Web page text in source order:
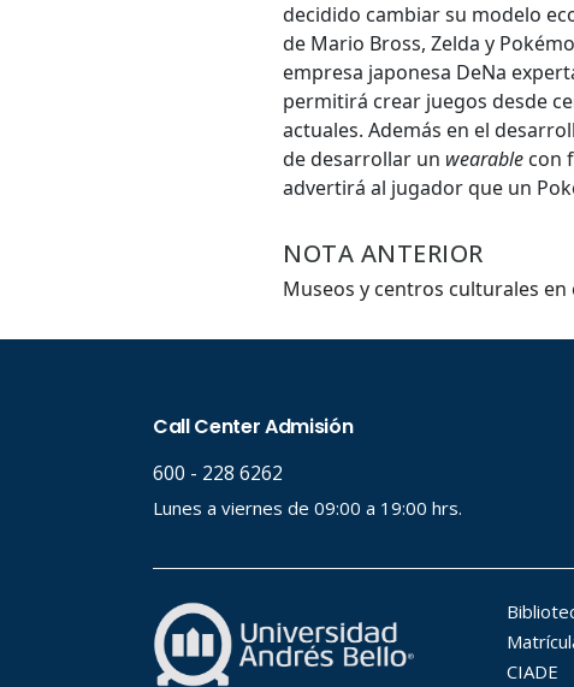
decidido cambiar su modelo
de Mario Bross, Zelda y
empresa japonesa DeNa
permitirá crear juegos desde
actuales. Además en el
de desarrollar un wearable con
advertirá al jugador que un
NOTA ANTERIOR
Museos y centros culturales
Desde...
Hasta...